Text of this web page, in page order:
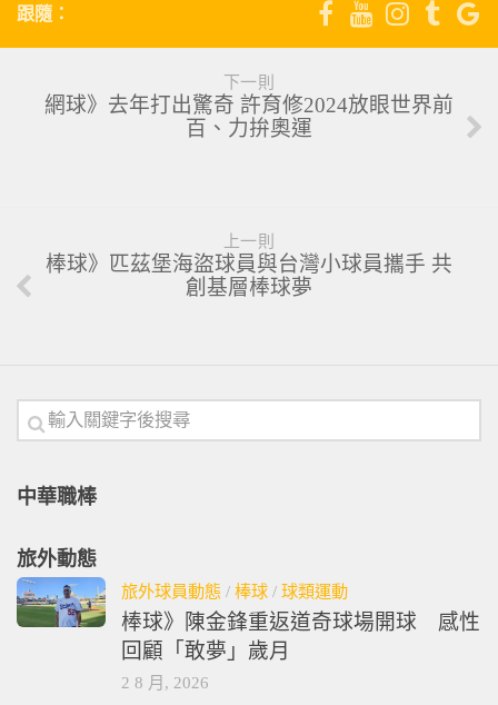
跟隨：
下一則
網球》去年打出驚奇 許育修2024放眼世界前
百、力拚奧運
上一則
棒球》匹茲堡海盜球員與台灣小球員攜手 共
創基層棒球夢
中華職棒
旅外動態
旅外球員動態 / 棒球 / 球類運動
棒球》陳金鋒重返道奇球場開球 感性
回顧「敢夢」歲月
2 8 月, 2026